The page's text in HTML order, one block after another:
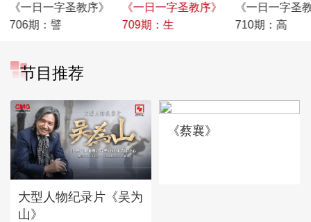
《一日一字圣教序》
706期：譬
《一日一字圣教序》
709期：生
《一日一字圣
710期：高
节目推荐
大型人物纪录片《吴为
山》
《蔡襄》